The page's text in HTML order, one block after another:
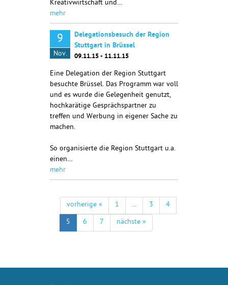
Kreativwirtschaft und…
mehr
9
Nov.
Delegationsbesuch der Region
Stuttgart in Brüssel
09.11.15 - 11.11.15
Eine Delegation der Region Stuttgart
besuchte Brüssel. Das Programm war voll
und es wurde die Gelegenheit genutzt,
hochkarätige Gesprächspartner zu
treffen und Werbung in eigener Sache zu
machen.
So organisierte die Region Stuttgart u.a.
einen…
mehr
vorherige « 1 ... 3
4
5
6 7 nächste »